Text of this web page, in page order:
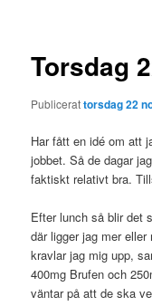
Torsdag
Publicerattorsdag 22
Har fått en idé om att
jobbet. Så de dagar
faktiskt relativt bra.
Efter lunch så blir det
där ligger jag mer
kravlar jag mig upp,
400mg Brufen och
väntar på att de ska